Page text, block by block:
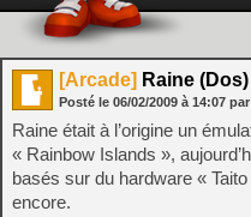
[Arcade] Raine
Posté le 06/02/2009 à 14:07
Raine était à l’origine un
« Rainbow Islands »,
basés sur du hardware «
encore.